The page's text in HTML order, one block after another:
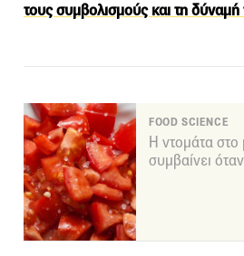
τους συμβολισμούς και τη δύναμή
FOOD SCIENCE
Η ντομάτα στο
συμβαίνει